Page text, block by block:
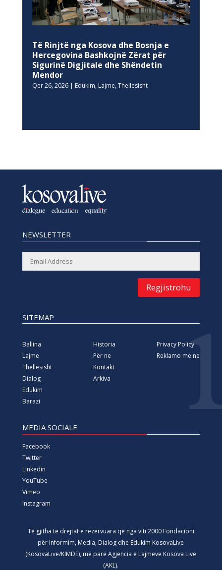
Të Rinjtë nga Kosova dhe Bosnja e
Hercegovina Bashkojnë Zërat për
Sigurinë Digjitale dhe Shëndetin
Mendor
Qer 26, 2026| Edukim, Lajme, Thellesisht
NEWSLETTER
Regjistrohu
SITEMAP
Ballina
Lajme
Thellësisht
Dialog
Edukim
Barazi
Historia
Për ne
Kontakt
Arkiva
Privacy Policy
Reklamo me ne
MEDIA SOCIALE
Facebook
Twitter
Linkedin
YouTube
Vimeo
Instagram
Të gjitha të drejtat e rezervuara që nga viti 2000 Fondacioni
për Informim, Media, Dialog dhe Edukim KosovaLive
(KosovaLive/KIMDE), më parë Agjencia e Lajmeve Kosova Live
(AKL).